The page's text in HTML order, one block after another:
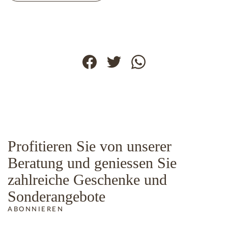
Profitieren Sie von unserer
Beratung und geniessen Sie
zahlreiche Geschenke und
Sonderangebote
ABONNIEREN